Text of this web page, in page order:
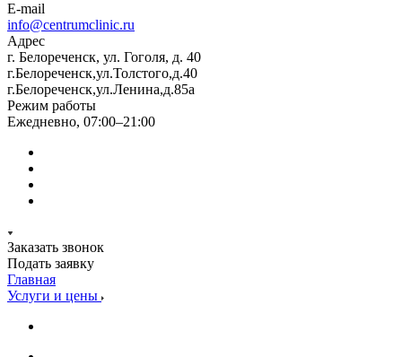
E-mail
info@centrumclinic.ru
Адрес
г. Белореченск, ул. Гоголя, д. 40
г.Белореченск,ул.Толстого,д.40
г.Белореченск,ул.Ленина,д.85а
Режим работы
Ежедневно, 07:00–21:00
Заказать звонок
Подать заявку
Главная
Услуги и цены